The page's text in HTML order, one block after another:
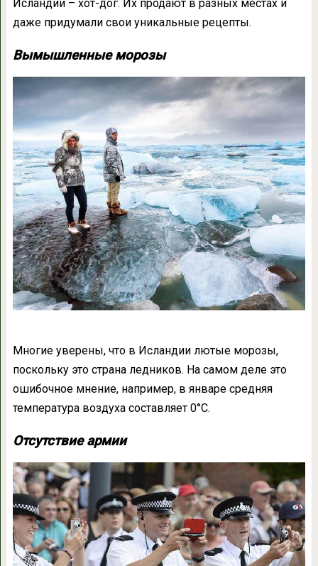
Исландии – хот-дог. Их продают в разных местах и
даже придумали свои уникальные рецепты.
Вымышленные морозы
Многие уверены, что в Исландии лютые морозы,
поскольку это страна ледников. На самом деле это
ошибочное мнение, например, в январе средняя
температура воздуха составляет 0°С.
Отсутствие армии